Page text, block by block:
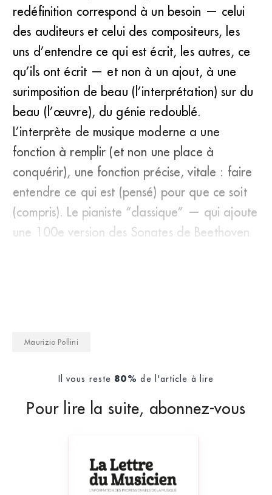
redéfinition correspond à un besoin — celui
des auditeurs et celui des compositeurs, les
uns d’entendre ce qui est écrit, les autres, ce
qu’ils ont écrit — et non à un ajout, à une
surimposition de beau (l’interprétation) sur du
beau (l’œuvre), du génie redoublé.
L’interprète de musique moderne a une
fonction à remplir (et non une place à
conquérir), une fonction précise, vitale : faire
entendre ce qui est (pensé) pour que ce soit
(compris). Le pianiste “classique” — qui ajoute
une 100e version des Sonates de Beethoven
Maurizio Pollini
Il vous reste 80% de l'article à lire
Pour lire la suite, abonnez-vous